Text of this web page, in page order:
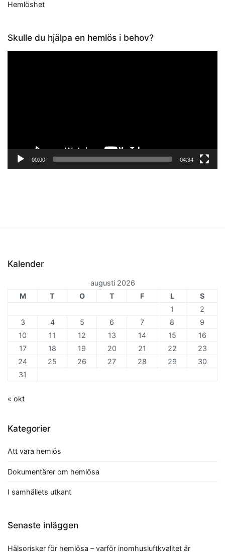
Hemlöshet
Skulle du hjälpa en hemlös i behov?
00:00 04:34
Kalender
augusti 2026
M
T O T F L
S
1
2
3
4 5 6 7 8
9
10
11 12 13 14 15
16
17
18 19 20 21 22
23
24
25 26 27 28 29
30
31
« okt
Kategorier
Att vara hemlös
Dokumentärer om hemlösa
I samhällets utkant
Senaste inläggen
Hälsorisker för hemlösa – varför inomhusluftkvalitet är